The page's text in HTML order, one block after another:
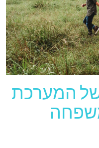
של המערכת